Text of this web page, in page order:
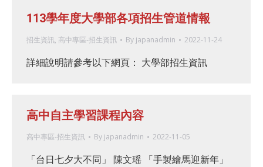
113學年度大學部各項招生管道情報
招生資訊, 高中專區-招生資訊 By japanadmin 2022-11-24
詳細說明請參考以下網頁： 大學部招生資訊
高中自主學習課程內容
高中專區-招生資訊 By japanadmin 2022-11-05
「台日七夕大不同」 陳文瑶 「手製繪馬迎新年」